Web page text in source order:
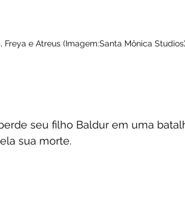
Freya e Atreus (Imagem:Santa Mônica Studios)
seu filho Baldur em uma
sua morte.